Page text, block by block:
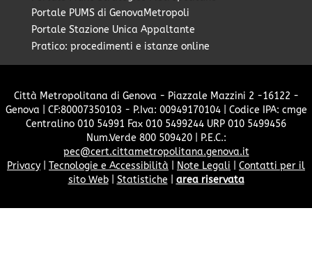
Portale PUMS di GenovaMetropoli
Portale Stazione Unica Appaltante
Pratico: procedimenti e istanze online
Città Metropolitana di Genova - Piazzale Mazzini 2 -16122 -
Genova | CF:80007350103 - P.Iva: 00949170104 | Codice IPA: cmge
Centralino 010 54991 Fax 010 5499244 URP 010 5499456
Num.Verde 800 509420 | P.E.C.:
pec@cert.cittametropolitana.genova.it
Privacy
Tecnologie e Accessibilità Note Legali
Contatti per il
sito Web| Statistiche area riservata